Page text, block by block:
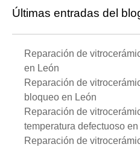
Últimas entradas del
Reparación de
en León
Reparación de
bloqueo en León
Reparación de
temperatura defectuoso en
Reparación de